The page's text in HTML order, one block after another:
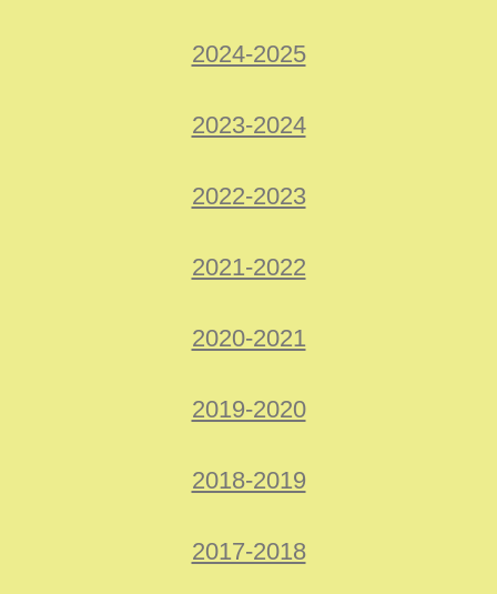
2024-2025
2023-2024
2022-2023
2021-2022
2020-2021
2019-2020
2018-2019
2017-2018